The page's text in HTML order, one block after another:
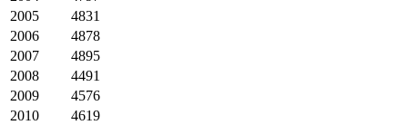
2005
4831
2006
4878
2007
4895
2008
4491
2009
4576
2010
4619